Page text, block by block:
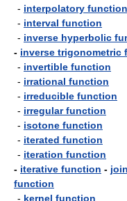
- interpolatory function
- interval function
- inverse hyperbolic
- inverse trigonometric
- invertible function
- irrational function
- irreducible function
- irregular function
- isotone function
- iterated function
- iteration function
- iterative function -
function
- kernel function